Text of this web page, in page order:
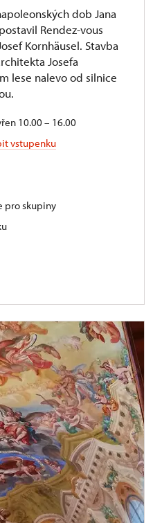
dob Jana
Rendez-vous
Kornhäusel. Stavba
Josefa
lese nalevo od silnice
10.00 – 16.00
vstupenku
pro skupiny